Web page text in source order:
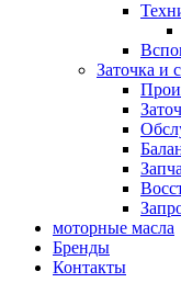
Заточка и
моторные масла
Бренды
Контакты